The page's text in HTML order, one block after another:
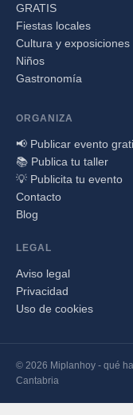
GRATIS
Fiestas locales
Cultura y exposiciones
Niños
Gastronomía
ORGANIZA
📢 Publicar evento
📚 Publica tu taller
💡 Publicita tu evento
Contacto
Blog
LEGAL
Aviso legal
Privacidad
Uso de cookies
© 2026 Miplanhoy - qué
Cantabria